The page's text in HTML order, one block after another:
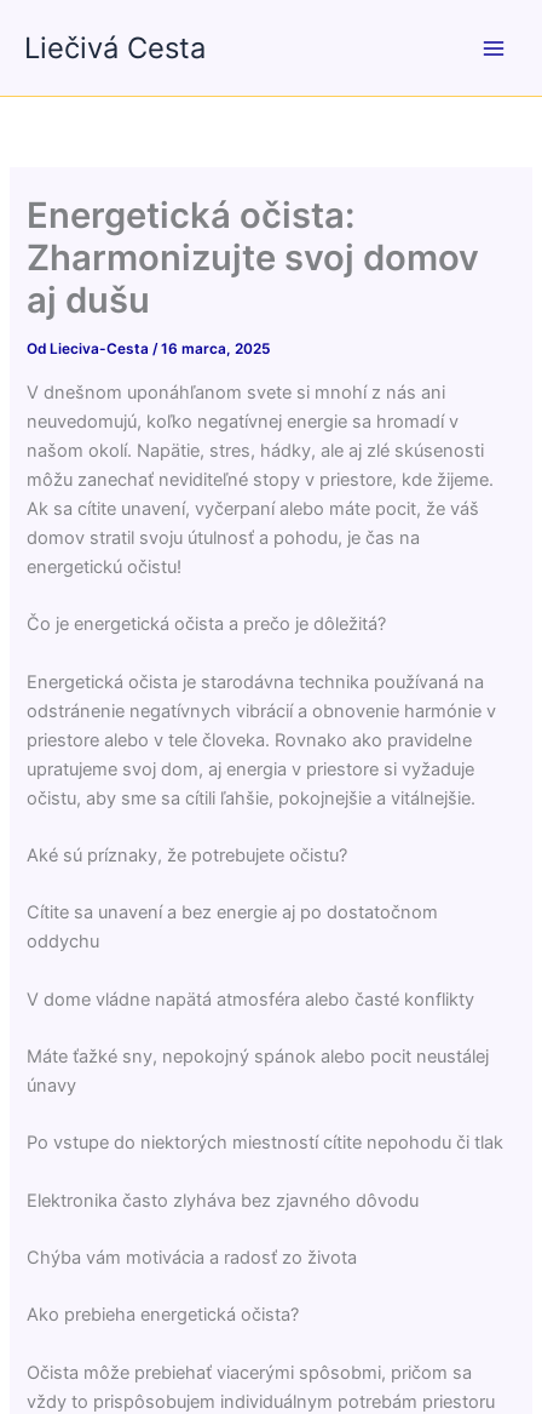
Liečivá Cesta
Energetická očista:
Zharmonizujte svoj domov
aj dušu
Od Lieciva-Cesta/16 marca, 2025
V dnešnom uponáhľanom svete si mnohí z nás ani
neuvedomujú, koľko negatívnej energie sa hromadí v
našom okolí. Napätie, stres, hádky, ale aj zlé skúsenosti
môžu zanechať neviditeľné stopy v priestore, kde žijeme.
Ak sa cítite unavení, vyčerpaní alebo máte pocit, že váš
domov stratil svoju útulnosť a pohodu, je čas na
energetickú očistu!
Čo je energetická očista a prečo je dôležitá?
Energetická očista je starodávna technika používaná na
odstránenie negatívnych vibrácií a obnovenie harmónie v
priestore alebo v tele človeka. Rovnako ako pravidelne
upratujeme svoj dom, aj energia v priestore si vyžaduje
očistu, aby sme sa cítili ľahšie, pokojnejšie a vitálnejšie.
Aké sú príznaky, že potrebujete očistu?
Cítite sa unavení a bez energie aj po dostatočnom
oddychu
V dome vládne napätá atmosféra alebo časté konflikty
Máte ťažké sny, nepokojný spánok alebo pocit neustálej
únavy
Po vstupe do niektorých miestností cítite nepohodu či tlak
Elektronika často zlyháva bez zjavného dôvodu
Chýba vám motivácia a radosť zo života
Ako prebieha energetická očista?
Očista môže prebiehať viacerými spôsobmi, pričom sa
vždy to prispôsobujem individuálnym potrebám priestoru